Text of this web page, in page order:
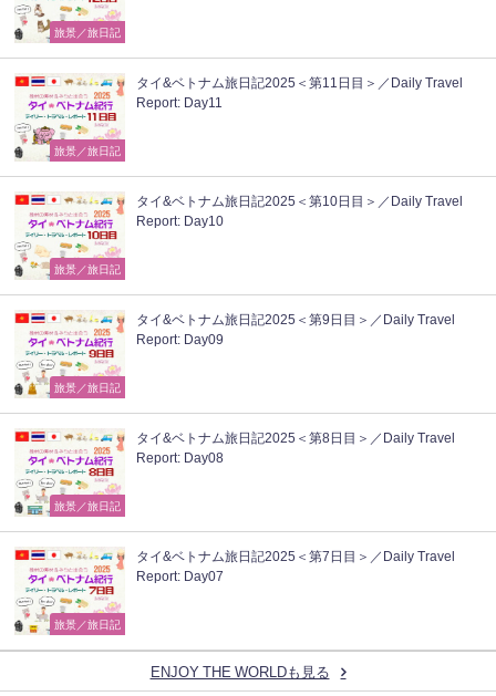
旅景／旅日記
旅景／旅日記
タイ&ベトナム旅日記2025＜第11日目＞／Daily Travel
Report: Day11
旅景／旅日記
タイ&ベトナム旅日記2025＜第10日目＞／Daily Travel
Report: Day10
旅景／旅日記
タイ&ベトナム旅日記2025＜第9日目＞／Daily Travel
Report: Day09
旅景／旅日記
タイ&ベトナム旅日記2025＜第8日目＞／Daily Travel
Report: Day08
旅景／旅日記
タイ&ベトナム旅日記2025＜第7日目＞／Daily Travel
Report: Day07
ENJOY THE WORLDも見る